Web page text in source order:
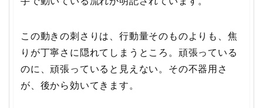
この動きの刺さりは、行動量そのものよりも、焦
りが丁寧さに隠れてしまうところ。頑張っている
のに、頑張っていると見えない。その不器用さ
が、後から効いてきます。